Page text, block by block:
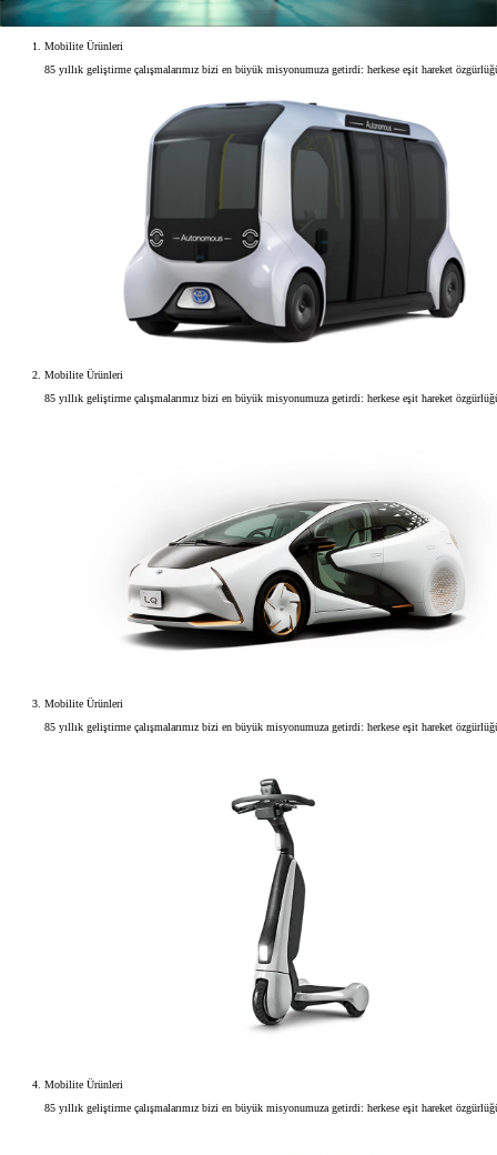
Mobilite Ürünleri
85 yıllık geliştirme çalışmalarımız bizi en büyük misyonumuza getirdi: herkese eşit hareket
Mobilite Ürünleri
85 yıllık geliştirme çalışmalarımız bizi en büyük misyonumuza getirdi: herkese eşit hareket
Mobilite Ürünleri
85 yıllık geliştirme çalışmalarımız bizi en büyük misyonumuza getirdi: herkese eşit hareket
Mobilite Ürünleri
85 yıllık geliştirme çalışmalarımız bizi en büyük misyonumuza getirdi: herkese eşit hareket